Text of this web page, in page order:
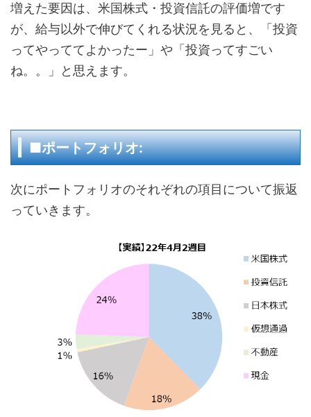
増えた要因は、米国株式・投資信託の評価増です
が、給与以外で伸びてくれる状況を見ると、「投資
ってやっててよかったー」や「投資ってすごい
ね。。」と思えます。
■ポートフォリオ:
次にポートフォリオのそれぞれの項目について振返
っていきます。